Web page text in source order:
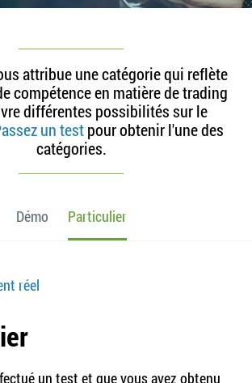
attribue une catégorie qui reflète
compétence en matière de trading
différentes possibilités sur le
un testpour obtenir l'une des
catégories.
Démo Particulier
réel
un test et que vous avez obtenu